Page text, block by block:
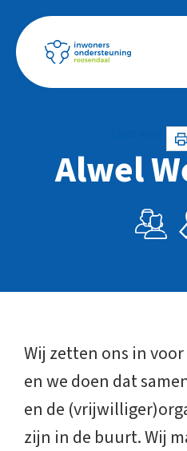
Alwel
Wij zetten ons in
en we doen dat
en de
zijn in de buurt. Wij